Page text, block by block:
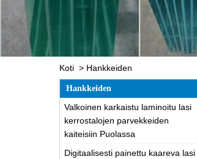
Koti > Hankkeiden
Hankkeiden
Valkoinen karkaistu laminoitu lasi
kerrostalojen parvekkeiden
kaiteisiin Puolassa
Digitaalisesti painettu kaareva lasi